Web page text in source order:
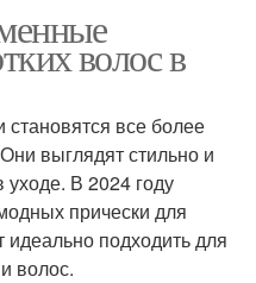
волос в
все более
выглядят стильно и
В 2024 году
прически для
идеально подходить для
волос.